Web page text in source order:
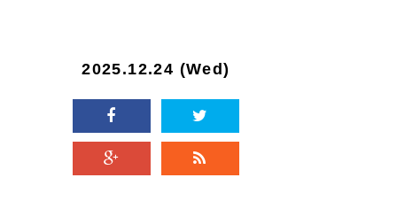
2025.12.24 (Wed)